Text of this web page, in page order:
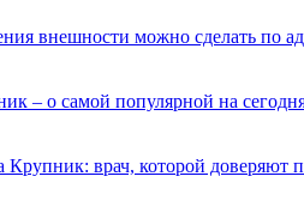
внешности можно сделать по
– о самой популярной на
Крупник: врач, которой доверяют